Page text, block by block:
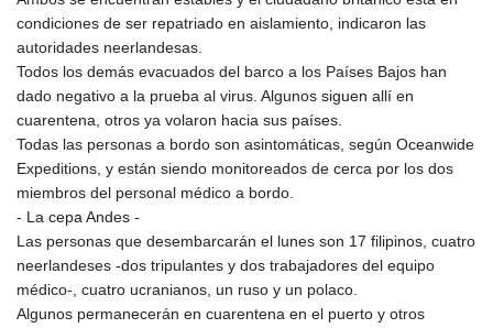
condiciones de ser repatriado en aislamiento, indicaron las
autoridades neerlandesas.
Todos los demás evacuados del barco a los Países Bajos han
dado negativo a la prueba al virus. Algunos siguen allí en
cuarentena, otros ya volaron hacia sus países.
Todas las personas a bordo son asintomáticas, según Oceanwide
Expeditions, y están siendo monitoreados de cerca por los dos
miembros del personal médico a bordo.
- La cepa Andes -
Las personas que desembarcarán el lunes son 17 filipinos, cuatro
neerlandeses -dos tripulantes y dos trabajadores del equipo
médico-, cuatro ucranianos, un ruso y un polaco.
Algunos permanecerán en cuarentena en el puerto y otros